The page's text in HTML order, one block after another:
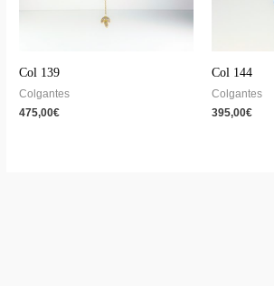
Col 139
Colgantes
475,00€
Col 144
Colgantes
395,00€